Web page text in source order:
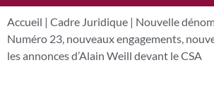
Accueil | Cadre Juridique | Nouvelle
Numéro 23, nouveaux engagements,
les annonces d’Alain Weill devant le CSA